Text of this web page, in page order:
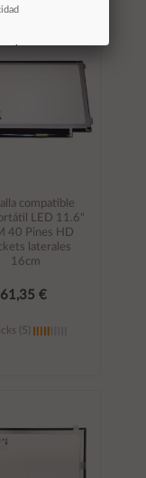
al
carrito
compatible
LED 11.6"
40 Pines HD
laterales
16cm
61,35 €
(5)
aviso